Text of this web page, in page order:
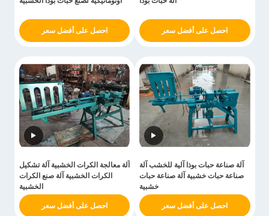
احصل على أفضل سعر احصل على أفضل سعر
آلة صناعة حبات بوذا آلية للخشب آلة
صناعة حبات خشبية آلة صناعة حبات
خشبية
احصل على أفضل سعر
آلة معالجة الكرات الخشبية آلة تشكيل
الكرات الخشبية آلة صنع الكرات
الخشبية
احصل على أفضل سعر